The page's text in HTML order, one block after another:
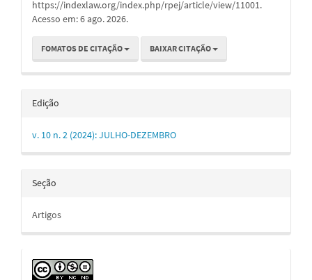
https://indexlaw.org/index.php/rpej/article/view/11001.
Acesso em: 6 ago. 2026.
FOMATOS DE CITAÇÃO BAIXAR CITAÇÃO
Edição
v. 10 n. 2 (2024): JULHO-DEZEMBRO
Seção
Artigos